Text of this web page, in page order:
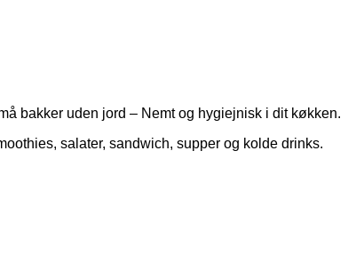
bakker uden jord – Nemt og hygiejnisk i dit køkken.
salater, sandwich, supper og kolde drinks.